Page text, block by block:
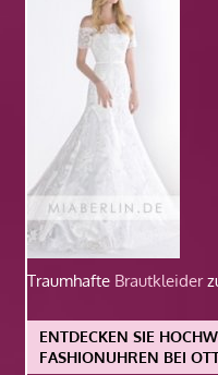
Traumhafte Brautkleider
ENTDECKEN SIE
FASHIONUHREN BEI